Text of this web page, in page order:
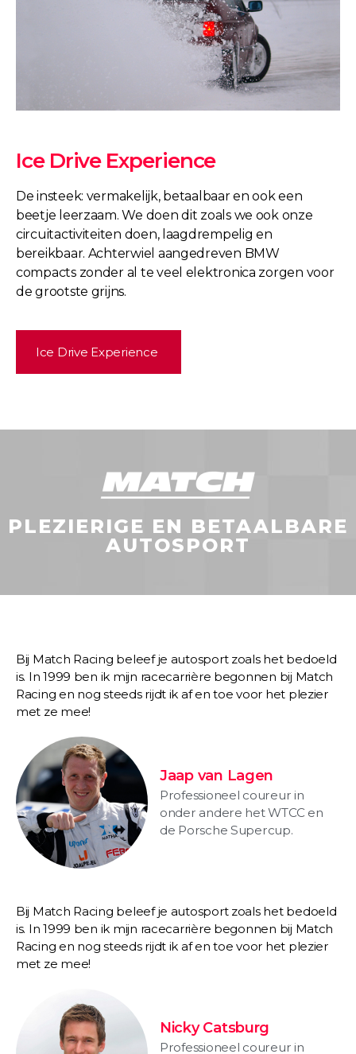
Ice Drive Experience
De insteek: vermakelijk, betaalbaar en ook een
beetje leerzaam. We doen dit zoals we ook onze
circuitactiviteiten doen, laagdrempelig en
bereikbaar. Achterwiel aangedreven BMW
compacts zonder al te veel elektronica zorgen voor
de grootste grijns.
Ice Drive Experience
PLEZIERIGE EN BETAALBARE
AUTOSPORT
Bij Match Racing beleef je autosport zoals het bedoeld
is. In 1999 ben ik mijn racecarrière begonnen bij Match
Racing en nog steeds rijdt ik af en toe voor het plezier
met ze mee!
Jaap van Lagen
Professioneel coureur in
onder andere het WTCC en
de Porsche Supercup.
Bij Match Racing beleef je autosport zoals het bedoeld
is. In 1999 ben ik mijn racecarrière begonnen bij Match
Racing en nog steeds rijdt ik af en toe voor het plezier
met ze mee!
Nicky Catsburg
Professioneel coureur in